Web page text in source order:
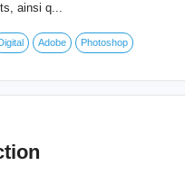
ainsi q...
Adobe Photoshop